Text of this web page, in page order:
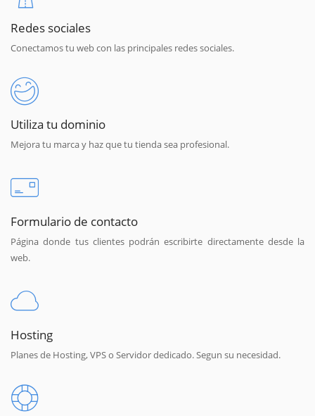
Redes sociales
Conectamos tu web con las principales redes sociales.
Utiliza tu dominio
Mejora tu marca y haz que tu tienda sea profesional.
Formulario de contacto
Página donde tus clientes podrán escribirte directamente desde la
web.
Hosting
Planes de Hosting, VPS o Servidor dedicado. Segun su necesidad.